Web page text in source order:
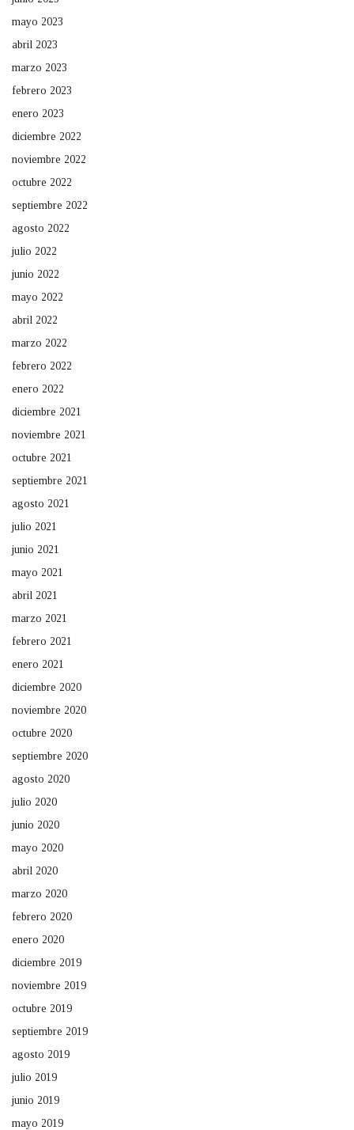
mayo 2023
abril 2023
marzo 2023
febrero 2023
enero 2023
diciembre 2022
noviembre 2022
octubre 2022
septiembre 2022
agosto 2022
julio 2022
junio 2022
mayo 2022
abril 2022
marzo 2022
febrero 2022
enero 2022
diciembre 2021
noviembre 2021
octubre 2021
septiembre 2021
agosto 2021
julio 2021
junio 2021
mayo 2021
abril 2021
marzo 2021
febrero 2021
enero 2021
diciembre 2020
noviembre 2020
octubre 2020
septiembre 2020
agosto 2020
julio 2020
junio 2020
mayo 2020
abril 2020
marzo 2020
febrero 2020
enero 2020
diciembre 2019
noviembre 2019
octubre 2019
septiembre 2019
agosto 2019
julio 2019
junio 2019
mayo 2019